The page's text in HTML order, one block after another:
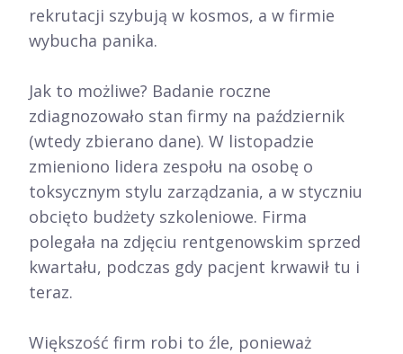
rekrutacji szybują w kosmos, a w firmie
wybucha panika.
Jak to możliwe? Badanie roczne
zdiagnozowało stan firmy na październik
(wtedy zbierano dane). W listopadzie
zmieniono lidera zespołu na osobę o
toksycznym stylu zarządzania, a w styczniu
obcięto budżety szkoleniowe. Firma
polegała na zdjęciu rentgenowskim sprzed
kwartału, podczas gdy pacjent krwawił tu i
teraz.
Większość firm robi to źle, ponieważ